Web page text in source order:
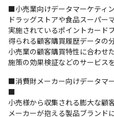
■小売業向けデータマーケティ
ドラッグストアや食品スーパー
実施されているポイントカード
得られる顧客購買履歴データの
小売業の顧客購買特性に合わせ
施策の効果検証などのサービスを
■消費財メーカー向けデータマ
■
小売様から収集される膨大な顧
メーカーが抱える製品ブランド